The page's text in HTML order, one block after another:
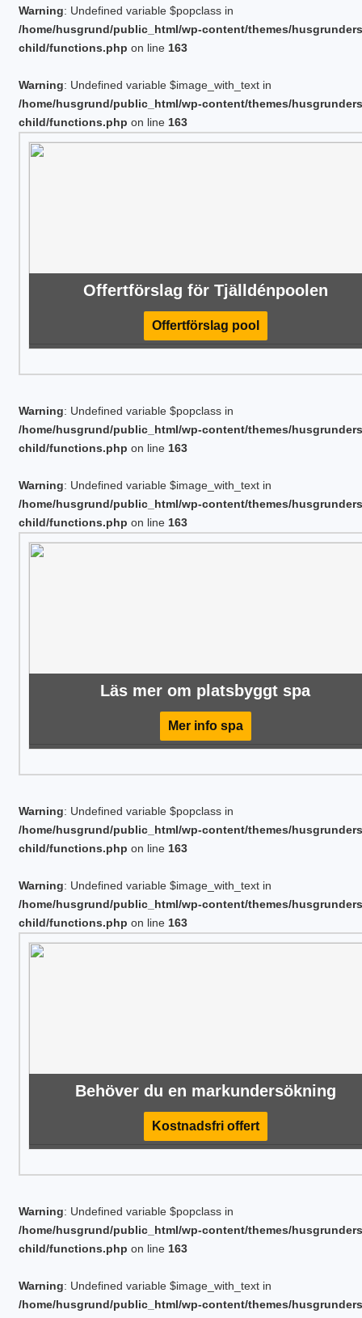
Warning: Undefined variable $popclass in
/home/husgrund/public_html/wp-content/themes/
child/functions.php on line 163
Warning: Undefined variable $image_with_text in
/home/husgrund/public_html/wp-content/themes/
child/functions.php on line 163
Offertförslag för Tjälldénpoolen
Offertförslag pool
Warning: Undefined variable $popclass in
/home/husgrund/public_html/wp-content/themes/
child/functions.php on line 163
Warning: Undefined variable $image_with_text in
/home/husgrund/public_html/wp-content/themes/
child/functions.php on line 163
Läs mer om platsbyggt spa
Mer info spa
Warning: Undefined variable $popclass in
/home/husgrund/public_html/wp-content/themes/
child/functions.php on line 163
Warning: Undefined variable $image_with_text in
/home/husgrund/public_html/wp-content/themes/
child/functions.php on line 163
Behöver du en markundersökning
Kostnadsfri offert
Warning: Undefined variable $popclass in
/home/husgrund/public_html/wp-content/themes/
child/functions.php on line 163
Warning: Undefined variable $image_with_text in
/home/husgrund/public_html/wp-content/themes/